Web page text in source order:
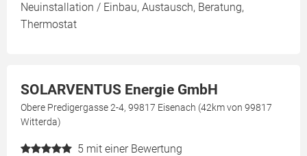
Neuinstallation / Einbau, Austausch, Beratung,
Thermostat
SOLARVENTUS Energie GmbH
Obere Predigergasse 2-4, 99817 Eisenach (42km von 99817
Witterda)
5 mit einer Bewertung